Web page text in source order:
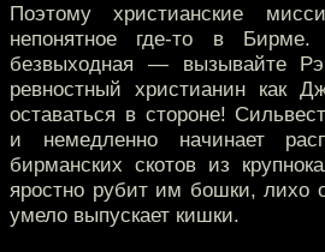
Поэтому христианские
непонятное где-то в Бирме.
безвыходная — вызывайте
ревностный христианин как
оставаться в стороне!
и немедленно начинает
бирманских скотов из
яростно рубит им бошки, лихо
умело выпускает кишки.